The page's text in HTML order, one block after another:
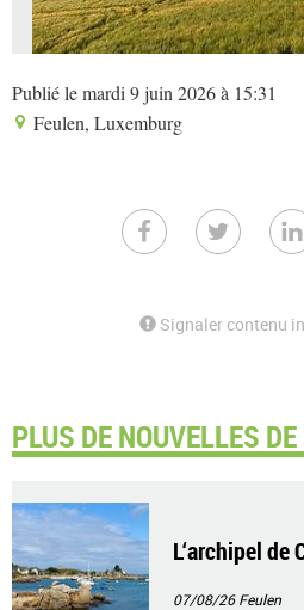
Publié le mardi 9 juin 2026 à 15:31
Feulen, Luxemburg
Signaler contenu
PLUS DE NOUVELLES
L‘archipel de
07/08/26Feulen